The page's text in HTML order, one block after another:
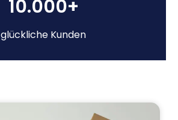
10.000+
glückliche Kunden